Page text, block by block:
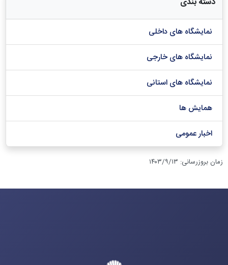
نمایشگاه های داخلی
نمایشگاه های خارجی
نمایشگاه های استانی
همایش ها
اخبار عمومی
زمان بروزرسانی: ۱۴۰۳/۹/۱۳